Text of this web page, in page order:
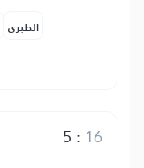
الطبري
5 : 16